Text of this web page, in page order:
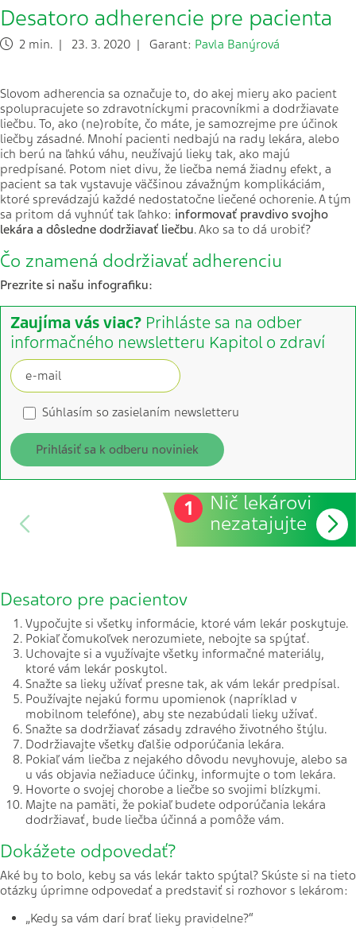
Desatoro adherencie pre pacienta
2 min. | 23. 3. 2020 | Garant: Pavla Banýrová
Slovom adherencia sa označuje to, do akej miery ako pacient
spolupracujete so zdravotníckymi pracovníkmi a dodržiavate
liečbu. To, ako (ne)robíte, čo máte, je samozrejme pre účinok
liečby zásadné. Mnohí pacienti nedbajú na rady lekára, alebo
ich berú na ľahkú váhu, neužívajú lieky tak, ako majú
predpísané. Potom niet divu, že liečba nemá žiadny efekt, a
pacient sa tak vystavuje väčšinou závažným komplikáciám,
ktoré sprevádzajú každé nedostatočne liečené ochorenie. A tým
sa pritom dá vyhnúť tak ľahko: informovať pravdivo svojho
lekára a dôsledne dodržiavať liečbu. Ako sa to dá urobiť?
Čo znamená dodržiavať adherenciu
Prezrite si našu infografiku:
Zaujíma vás viac? Prihláste sa na odber
informačného newsletteru Kapitol o zdraví
Súhlasím so zasielaním newsletteru
Prihlásiť sa k odberu noviniek
1
Nič lekárovi
nezatajujte
Desatoro pre pacientov
Vypočujte si všetky informácie, ktoré vám lekár poskytuje.
Pokiaľ čomukoľvek nerozumiete, nebojte sa spýtať.
Uchovajte si a využívajte všetky informačné materiály,
ktoré vám lekár poskytol.
Snažte sa lieky užívať presne tak, ak vám lekár predpísal.
Používajte nejakú formu upomienok (napríklad v
mobilnom telefóne), aby ste nezabúdali lieky užívať.
Snažte sa dodržiavať zásady zdravého životného štýlu.
Dodržiavajte všetky ďalšie odporúčania lekára.
Pokiaľ vám liečba z nejakého dôvodu nevyhovuje, alebo sa
u vás objavia nežiaduce účinky, informujte o tom lekára.
Hovorte o svojej chorobe a liečbe so svojimi blízkymi.
Majte na pamäti, že pokiaľ budete odporúčania lekára
dodržiavať, bude liečba účinná a pomôže vám.
Dokážete odpovedať?
Aké by to bolo, keby sa vás lekár takto spýtal? Skúste si na tieto
otázky úprimne odpovedať a predstaviť si rozhovor s lekárom:
„Kedy sa vám darí brať lieky pravidelne?“